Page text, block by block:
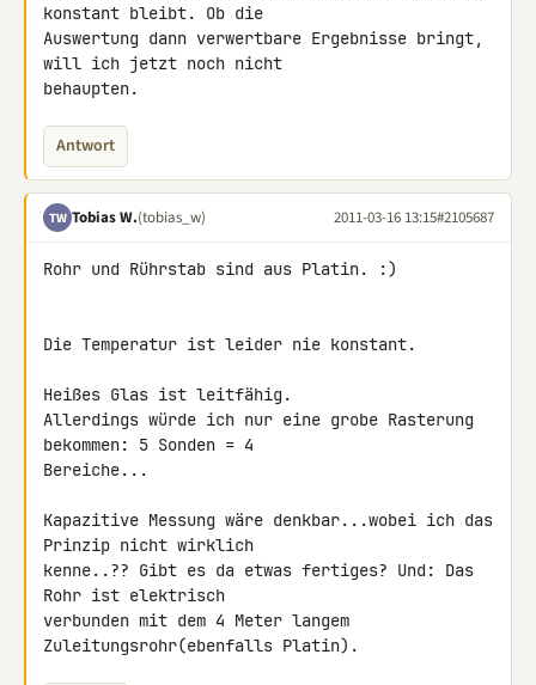
konstant bleibt. Ob die
Auswertung dann verwertbare Ergebnisse bringt,
will ich jetzt noch nicht
behaupten.
Antwort
TW Tobias W.(tobias_w) 2011-03-16 13:15#2105687
Rohr und Rührstab sind aus Platin. :)
Die Temperatur ist leider nie konstant.
Heißes Glas ist leitfähig.
Allerdings würde ich nur eine grobe Rasterung
bekommen: 5 Sonden = 4
Bereiche...
Kapazitive Messung wäre denkbar...wobei ich das
Prinzip nicht wirklich
kenne..?? Gibt es da etwas fertiges? Und: Das
Rohr ist elektrisch
verbunden mit dem 4 Meter langem
Zuleitungsrohr(ebenfalls Platin).